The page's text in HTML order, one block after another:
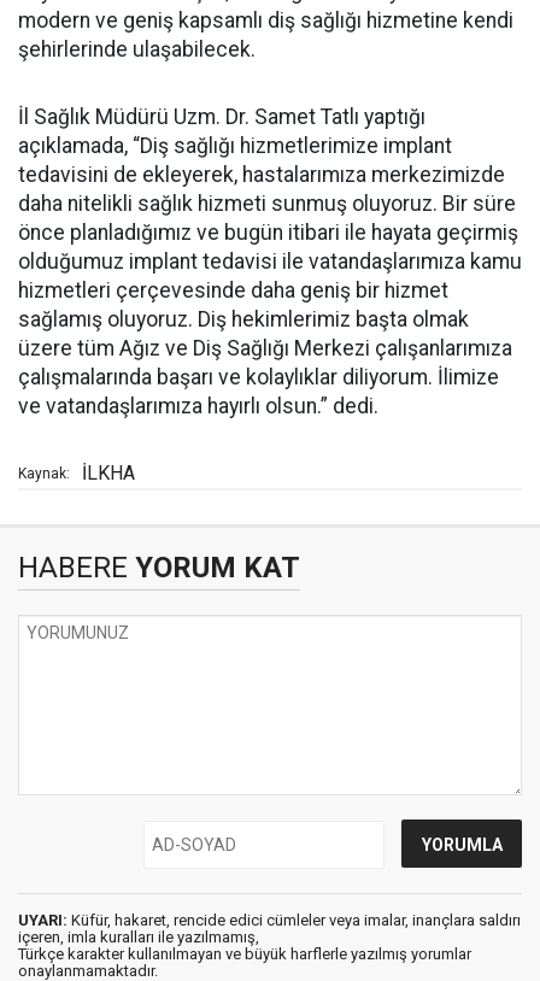
modern ve geniş kapsamlı diş sağlığı hizmetine kendi
şehirlerinde ulaşabilecek.
İl Sağlık Müdürü Uzm. Dr. Samet Tatlı yaptığı
açıklamada, “Diş sağlığı hizmetlerimize implant
tedavisini de ekleyerek, hastalarımıza merkezimizde
daha nitelikli sağlık hizmeti sunmuş oluyoruz. Bir süre
önce planladığımız ve bugün itibari ile hayata geçirmiş
olduğumuz implant tedavisi ile vatandaşlarımıza kamu
hizmetleri çerçevesinde daha geniş bir hizmet
sağlamış oluyoruz. Diş hekimlerimiz başta olmak
üzere tüm Ağız ve Diş Sağlığı Merkezi çalışanlarımıza
çalışmalarında başarı ve kolaylıklar diliyorum. İlimize
ve vatandaşlarımıza hayırlı olsun.” dedi.
Kaynak: İLKHA
HABERE YORUM KAT
UYARI: Küfür, hakaret, rencide edici cümleler veya imalar, inançlara saldırı
içeren, imla kuralları ile yazılmamış,
Türkçe karakter kullanılmayan ve büyük harflerle yazılmış yorumlar
onaylanmamaktadır.